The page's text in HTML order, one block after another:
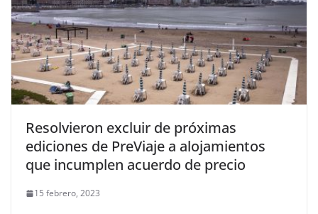
Resolvieron excluir de próximas
ediciones de PreViaje a alojamientos
que incumplen acuerdo de precio
15 febrero, 2023